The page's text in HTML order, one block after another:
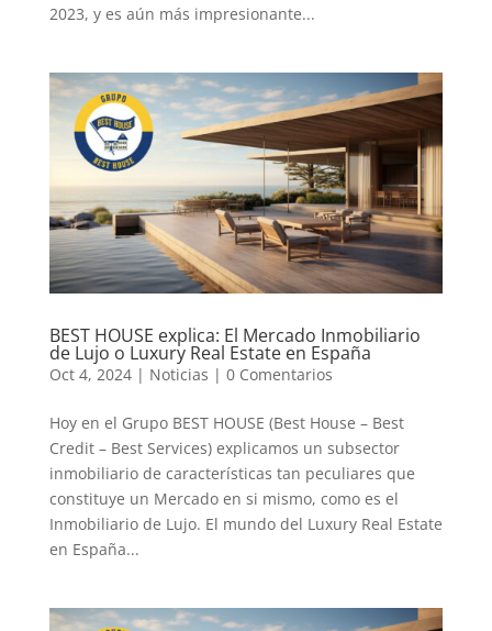
2023, y es aún más impresionante...
BEST HOUSE explica: El Mercado Inmobiliario
de Lujo o Luxury Real Estate en España
Oct 4, 2024| Noticias | 0 Comentarios
Hoy en el Grupo BEST HOUSE (Best House – Best
Credit – Best Services) explicamos un subsector
inmobiliario de características tan peculiares que
constituye un Mercado en si mismo, como es el
Inmobiliario de Lujo. El mundo del Luxury Real Estate
en España...